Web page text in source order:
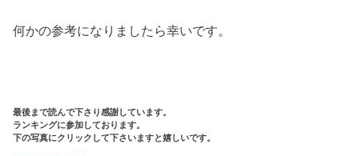
何かの参考になりましたら幸いです。
最後まで読んで下さり感謝しています。
ランキングに参加しております。
下の写真にクリックして下さいますと嬉しいです。